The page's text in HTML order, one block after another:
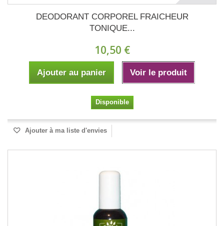
DEODORANT CORPOREL FRAICHEUR
TONIQUE...
10,50 €
Ajouter au panier Voir le produit
Disponible
Ajouter à ma liste d'envies